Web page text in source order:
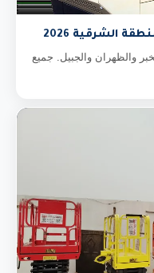
الشرقية 2026
والظهران والجبيل. جميع